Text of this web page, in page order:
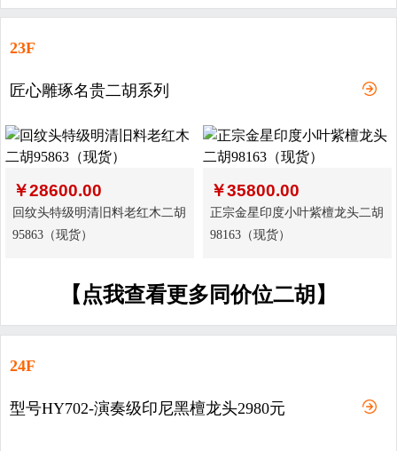
23F
匠心雕琢名贵二胡系列
￥28600.00
回纹头特级明清旧料老红木二胡
95863（现货）
￥35800.00
正宗金星印度小叶紫檀龙头二胡
98163（现货）
【点我查看更多同价位二胡】
24F
型号HY702-演奏级印尼黑檀龙头2980元